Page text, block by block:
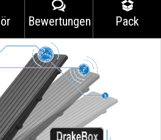
Bewertungen Pack